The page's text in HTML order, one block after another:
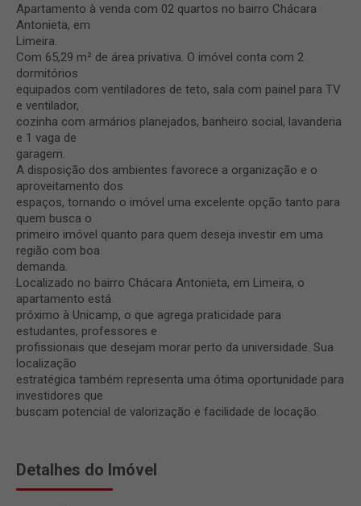
Apartamento à venda com 02 quartos no bairro Chácara
Antonieta, em
Limeira.
Com 65,29 m² de área privativa. O imóvel conta com 2
dormitórios
equipados com ventiladores de teto, sala com painel para TV
e ventilador,
cozinha com armários planejados, banheiro social, lavanderia
e 1 vaga de
garagem.
A disposição dos ambientes favorece a organização e o
aproveitamento dos
espaços, tornando o imóvel uma excelente opção tanto para
quem busca o
primeiro imóvel quanto para quem deseja investir em uma
região com boa
demanda.
Localizado no bairro Chácara Antonieta, em Limeira, o
apartamento está
próximo à Unicamp, o que agrega praticidade para
estudantes, professores e
profissionais que desejam morar perto da universidade. Sua
localização
estratégica também representa uma ótima oportunidade para
investidores que
buscam potencial de valorização e facilidade de locação.
Detalhes do Imóvel